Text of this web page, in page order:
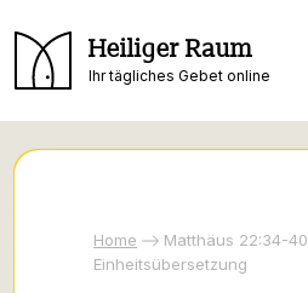
Heiliger Raum
Ihr tägliches Gebet online
Home
Matthäus 22:34-40
Einheitsübersetzung